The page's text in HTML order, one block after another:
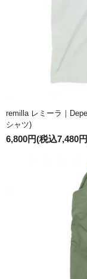
remilla レミーラ｜
シャツ)
6,800円(税込7,480